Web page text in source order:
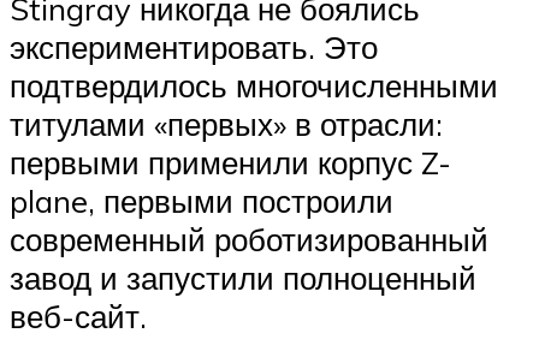
Stingray никогда не боялись
экспериментировать. Это
подтвердилось многочисленными
титулами «первых» в отрасли:
первыми применили корпус Z-
plane, первыми построили
современный роботизированный
завод и запустили полноценный
веб-сайт.